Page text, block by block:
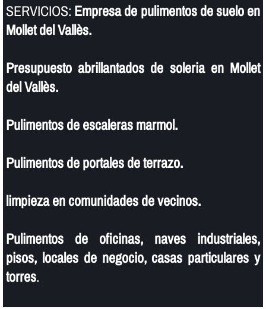
SERVICIOS: Empresa de pulimentos de suelo en
Mollet del Vallès.
Presupuesto abrillantados de soleria en Mollet
del Vallès.
Pulimentos de escaleras marmol.
Pulimentos de portales de terrazo.
limpieza en comunidades de vecinos.
Pulimentos de oficinas, naves industriales,
pisos, locales de negocio, casas particulares y
torres.